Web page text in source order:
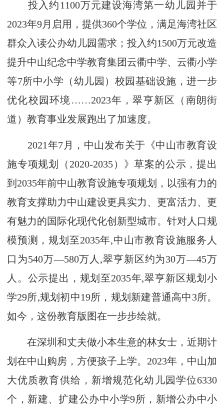
投入约1100万元建设海湾第一幼儿园并于
2023年9月启用，提供360个学位，满足海湾社区
群众入读公办幼儿园需求；投入约1500万元改造
提升中山纪念中学教育集团云衢中学、云衢小学
等7所中小学（幼儿园）校园基础设施，进一步
优化校园环境……2023年，翠亨新区（南朗街
道）教育事业发展跑出了加速度。
2021年7月，中山发布关于《中山市教育设
施专项规划（2020-2035）》草案的公示，提出
到2035年前中山教育设施专项规划，以强有力的
教育支撑助力中山建设更具实力、更富活力、更
有魅力的国际化现代化创新型城市。针对人口规
模预测，规划至2035年,中山市教育设施服务人
口为540万—580万人,翠亨新区约为30万—45万
人。公示提出，规划至2035年,翠亨新区规划小
学29所,规划初中19所，规划新建普通高中3所。
如今，这份教育版图在一步步绘就。
在深圳和丈夫做小本生意的林女士，近期计
划在中山购房，方便孩子上学。2023年，中山加
大优质教育供给，新增规范化幼儿园学位6330
个，新建、扩建公办中小学9所，新增公办中小